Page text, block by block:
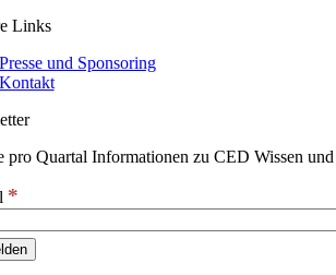
Links
und Sponsoring
pro Quartal Informationen zu CED Wissen
*